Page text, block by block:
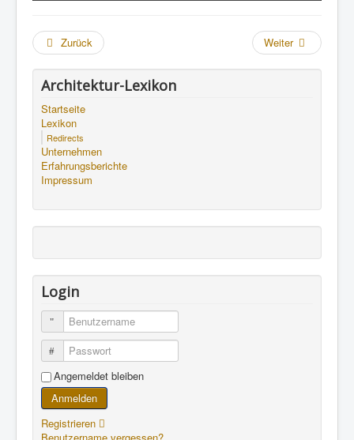
Zurück Weiter
Architektur-Lexikon
Startseite
Lexikon
Redirects
Unternehmen
Erfahrungsberichte
Impressum
Login
Benutzername
Passwort
Angemeldet bleiben
Anmelden
Registrieren
Benutzername vergessen?